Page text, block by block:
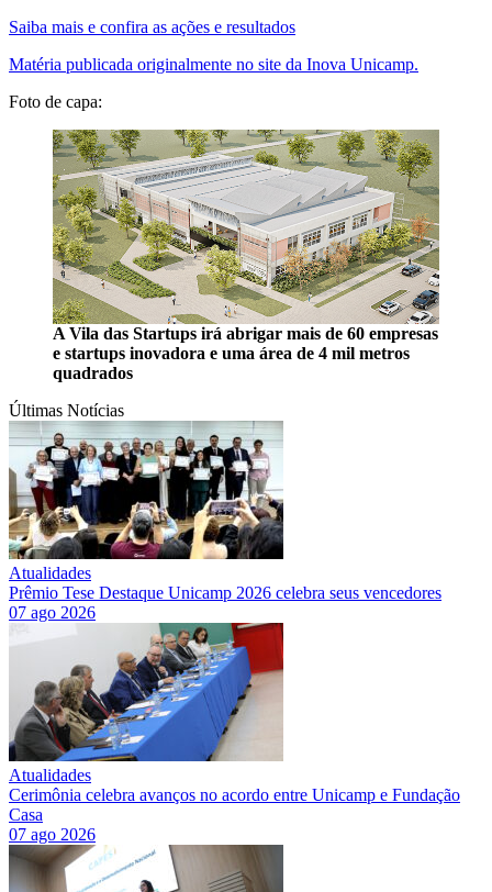
Saiba mais e confira as ações e resultados
Matéria publicada originalmente no site da Inova Unicamp.
Foto de capa:
A Vila das Startups irá abrigar mais de 60 empresas
e startups inovadora e uma área de 4 mil metros
quadrados
Últimas Notícias
Atualidades
Prêmio Tese Destaque Unicamp 2026 celebra seus vencedores
07 ago 2026
Atualidades
Cerimônia celebra avanços no acordo entre Unicamp e Fundação
Casa
07 ago 2026